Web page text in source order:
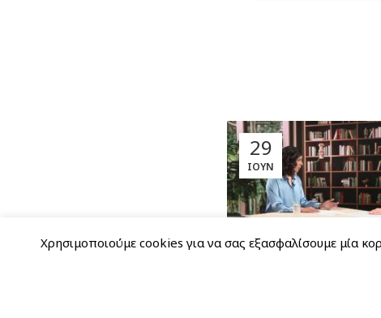
29
ΙΟΎΝ
Χρησιμοποιούμε cookies για να σας εξασφαλίσουμε μία